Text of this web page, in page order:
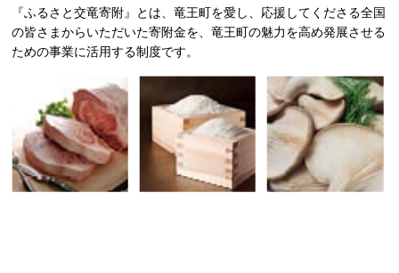
『ふるさと交竜寄附』とは、竜王町を愛し、応援してくださる全国
の皆さまからいただいた寄附金を、竜王町の魅力を高め発展させる
ための事業に活用する制度です。